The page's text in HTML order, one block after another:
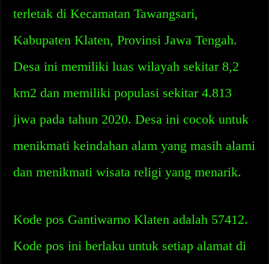
terletak di Kecamatan Tawangsari,
Kabupaten Klaten, Provinsi Jawa Tengah.
Desa ini memiliki luas wilayah sekitar 8,2
km2 dan memiliki populasi sekitar 4.813
jiwa pada tahun 2020. Desa ini cocok untuk
menikmati keindahan alam yang masih alami
dan menikmati wisata religi yang menarik.
Kode pos Gantiwarno Klaten adalah 57412.
Kode pos ini berlaku untuk setiap alamat di